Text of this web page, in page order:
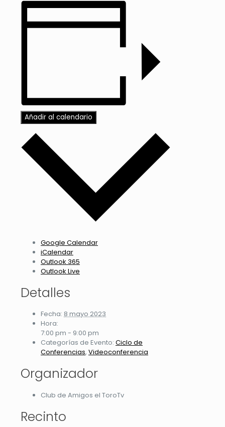
Añadir al calendario
Google Calendar
iCalendar
Outlook 365
Outlook Live
Detalles
Fecha: 8 mayo 2023
Hora:
7:00 pm - 9:00 pm
Categorías de Evento: Ciclo de
Conferencias, Videoconferencia
Organizador
Club de Amigos el ToroTv
Recinto